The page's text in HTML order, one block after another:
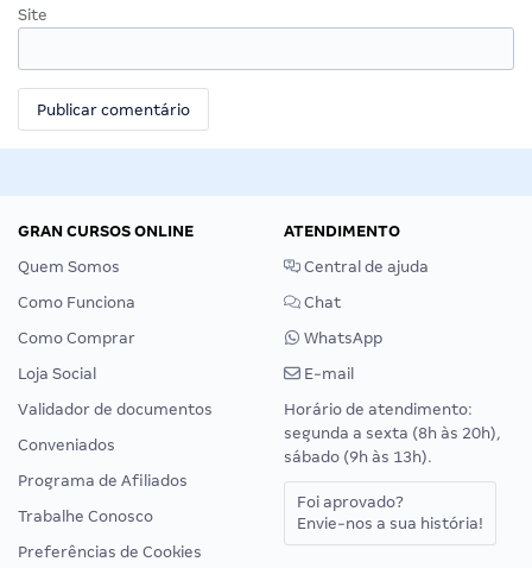
Site
GRAN CURSOS ONLINE
Quem Somos
Como Funciona
Como Comprar
Loja Social
Validador de documentos
Conveniados
Programa de Afiliados
Trabalhe Conosco
Preferências de Cookies
ATENDIMENTO
Central de ajuda
Chat
WhatsApp
E-mail
Horário de atendimento:
segunda a sexta (8h às 20h),
sábado (9h às 13h).
Foi aprovado?
Envie-nos a sua história!